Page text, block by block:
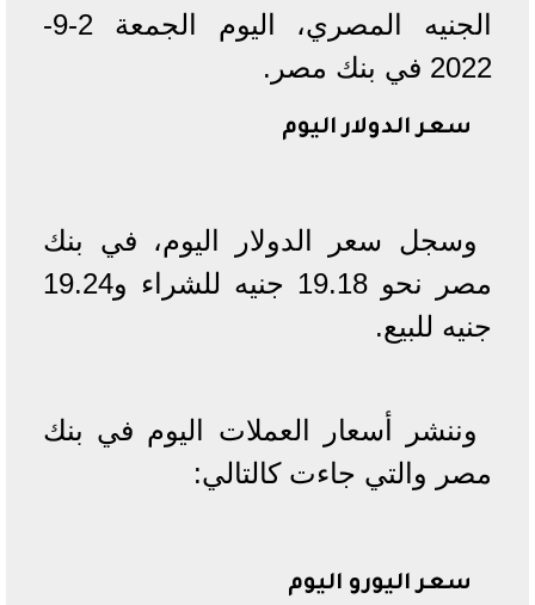
الجنيه المصري، اليوم الجمعة 2-9-
2022 في بنك مصر.
سعر الدولار اليوم
وسجل سعر الدولار اليوم، في بنك
مصر نحو 19.18 جنيه للشراء و19.24
جنيه للبيع.
وننشر أسعار العملات اليوم في بنك
مصر والتي جاءت كالتالي:
سعر اليورو اليوم